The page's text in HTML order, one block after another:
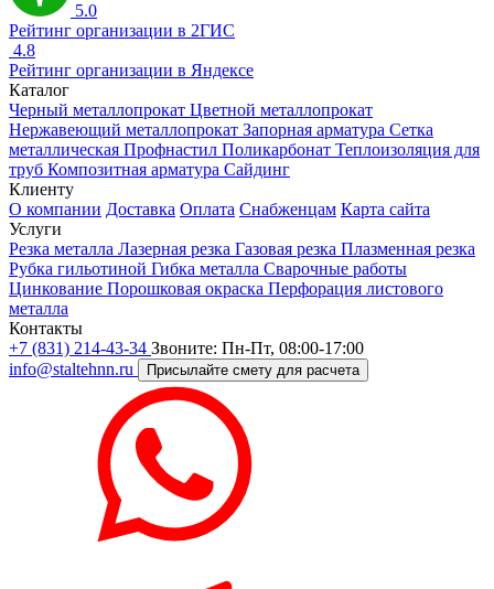
5.0
Рейтинг организации в 2ГИС
4.8
Рейтинг организации в Яндексе
Каталог
Черный металлопрокат Цветной металлопрокат
Нержавеющий металлопрокат Запорная арматура Сетка
металлическая Профнастил Поликарбонат Теплоизоляция для
труб Композитная арматура Сайдинг
Клиенту
О компании Доставка Оплата Снабженцам Карта сайта
Услуги
Резка металла Лазерная резка Газовая резка Плазменная резка
Рубка гильотиной Гибка металла Сварочные работы
Цинкование Порошковая окраска Перфорация листового
металла
Контакты
+7 (831) 214-43-34 Звоните: Пн-Пт, 08:00-17:00
info@staltehnn.ru
Присылайте смету для расчета